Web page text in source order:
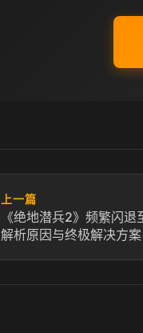
上一篇
《绝地潜兵2》频繁闪退
解析原因与终极解决方案